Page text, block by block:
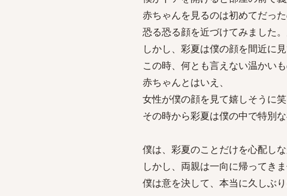
赤ちゃんを見るのは初めてだっ
恐る恐る顔を近づけてみました
しかし、彩夏は僕の顔を間近に
この時、何とも言えない温かい
赤ちゃんとはいえ、
女性が僕の顔を見て嬉しそうに
その時から彩夏は僕の中で特別
僕は、彩夏のことだけを心配し
しかし、両親は一向に帰ってきま
僕は意を決して、本当に久しぶ